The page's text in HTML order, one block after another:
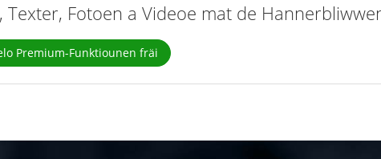
Fotoen a Videoe mat de
Premium-Funktiounen fräi